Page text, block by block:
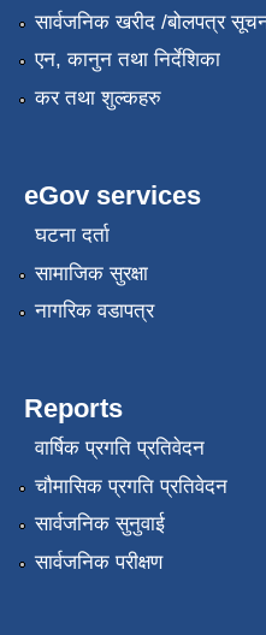
सार्वजनिक खरीद /बोलपत्र
एन, कानुन तथा निर्देशिका
कर तथा शुल्कहरु
eGov services
घटना दर्ता
सामाजिक सुरक्षा
नागरिक वडापत्र
Reports
वार्षिक प्रगति प्रतिवेदन
चौमासिक प्रगति प्रतिवेदन
सार्वजनिक सुनुवाई
सार्वजनिक परीक्षण